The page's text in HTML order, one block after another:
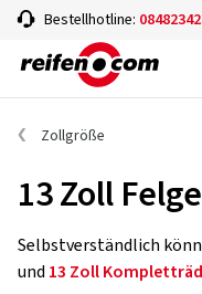
Bestellhotline:
Zollgröße
13 Zoll
Selbstverständlich
und 13 Zoll